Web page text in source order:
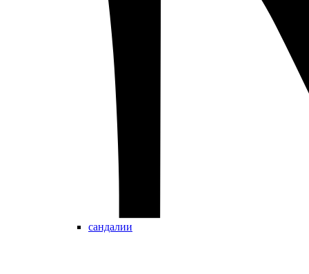
сандалии